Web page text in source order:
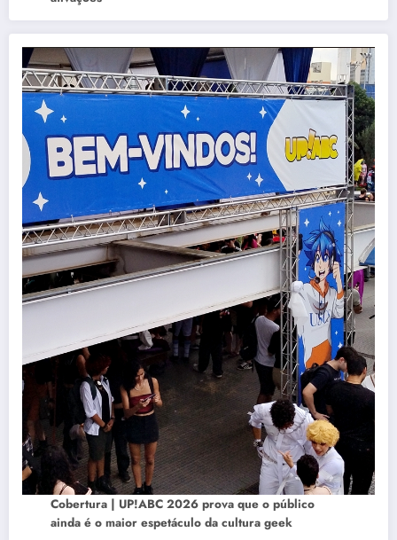
Cobertura | UP!ABC 2026 prova que o público
ainda é o maior espetáculo da cultura geek